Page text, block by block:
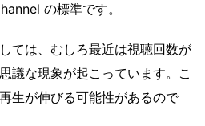
の標準です。
ては、むしろ最近は視聴回数が
議な現象が起こっています。こ
生が伸びる可能性があるので